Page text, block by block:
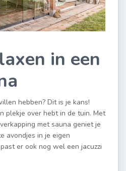
in een
hebben? Dit is je kans!
plekje over hebt in de tuin. Met
met sauna geniet je
avondjes in je eigen
er ook nog wel een jacuzzi